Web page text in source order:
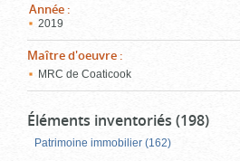
Année :
2019
Maître d'oeuvre :
MRC de Coaticook
Éléments inventoriés (198)
Patrimoine immobilier (162)